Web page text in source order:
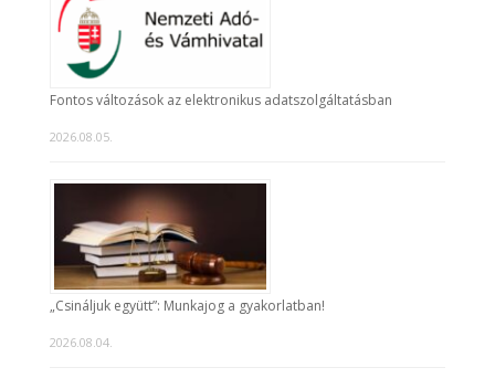
Fontos változások az elektronikus adatszolgáltatásban
2026.08.05.
„Csináljuk együtt”: Munkajog a gyakorlatban!
2026.08.04.